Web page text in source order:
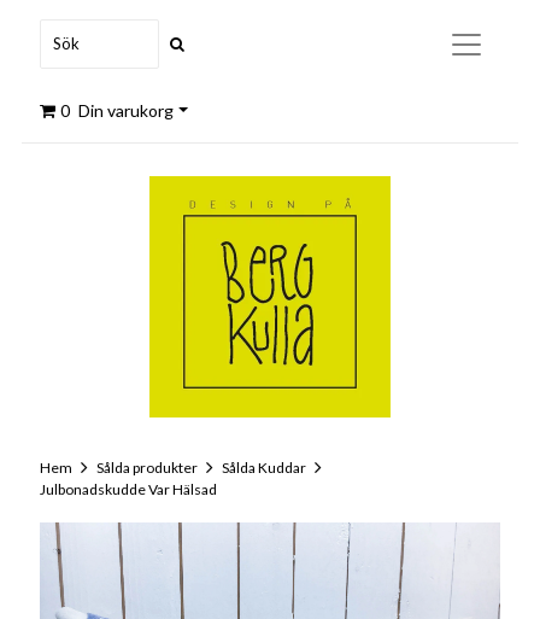
0 Din varukorg
Hem Sålda produkter
Sålda Kuddar
Julbonadskudde Var Hälsad